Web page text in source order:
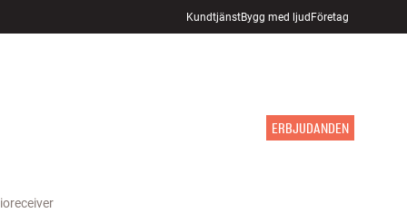
KundtjänstBygg med ljudFöretag
ERBJUDANDEN